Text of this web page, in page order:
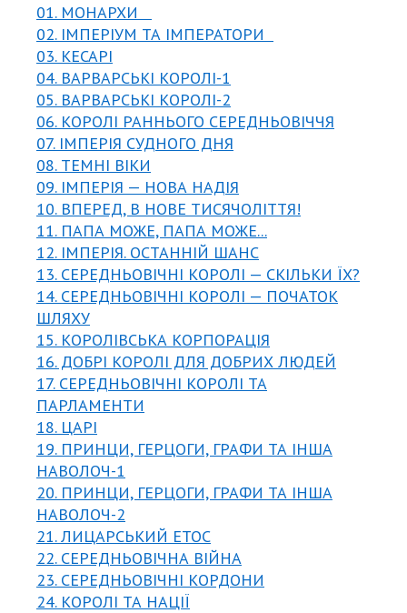
01. МОНАРХИ
02. ІМПЕРІУМ ТА ІМПЕРАТОРИ
03. КЕСАРІ
04. ВАРВАРСЬКІ КОРОЛІ-1
05. ВАРВАРСЬКІ КОРОЛІ-2
06. КОРОЛІ РАННЬОГО СЕРЕДНЬОВІЧЧЯ
07. ІМПЕРІЯ СУДНОГО ДНЯ
08. ТЕМНІ ВІКИ
09. ІМПЕРІЯ — НОВА НАДІЯ
10. ВПЕРЕД, В НОВЕ ТИСЯЧОЛІТТЯ!
11. ПАПА МОЖЕ, ПАПА МОЖЕ...
12. ІМПЕРІЯ. ОСТАННІЙ ШАНС
13. СЕРЕДНЬОВІЧНІ КОРОЛІ — СКІЛЬКИ ЇХ?
14. СЕРЕДНЬОВІЧНІ КОРОЛІ — ПОЧАТОК
ШЛЯХУ
15. КОРОЛІВСЬКА КОРПОРАЦІЯ
16. ДОБРІ КОРОЛІ ДЛЯ ДОБРИХ ЛЮДЕЙ
17. СЕРЕДНЬОВІЧНІ КОРОЛІ ТА
ПАРЛАМЕНТИ
18. ЦАРІ
19. ПРИНЦИ, ГЕРЦОГИ, ГРАФИ ТА ІНША
НАВОЛОЧ-1
20. ПРИНЦИ, ГЕРЦОГИ, ГРАФИ ТА ІНША
НАВОЛОЧ-2
21. ЛИЦАРСЬКИЙ ЕТОС
22. СЕРЕДНЬОВІЧНА ВІЙНА
23. СЕРЕДНЬОВІЧНІ КОРДОНИ
24. КОРОЛІ ТА НАЦІЇ